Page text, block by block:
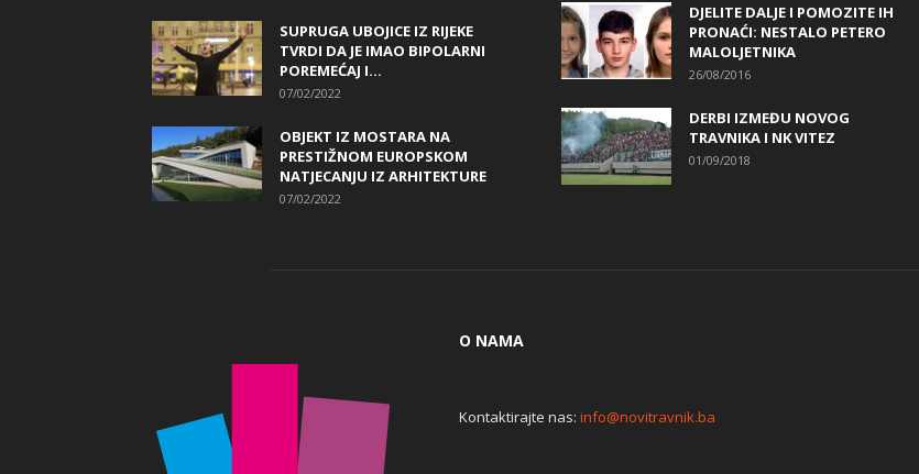
SUPRUGA UBOJICE IZ RIJEKE
TVRDI DA JE IMAO BIPOLARNI
POREMEĆAJ I...
07/02/2022
OBJEKT IZ MOSTARA NA
PRESTIŽNOM EUROPSKOM
NATJECANJU IZ ARHITEKTURE
07/02/2022
DJELITE DALJE I POMOZITE IH
PRONAĆI: NESTALO PETERO
MALOLJETNIKA
26/08/2016
DERBI IZMEĐU NOVOG
TRAVNIKA I NK VITEZ
01/09/2018
O NAMA
Kontaktirajte nas: info@novitravnik.ba